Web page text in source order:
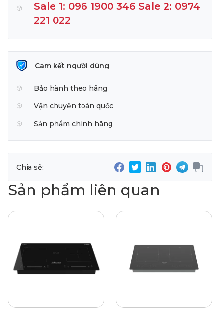
Sale 1: 096 1900 346 Sale 2: 0974
221 022
Cam kết người dùng
Bảo hành theo hãng
Vận chuyển toàn quốc
Sản phẩm chính hãng
Chia sẻ:
Sản phẩm liên quan